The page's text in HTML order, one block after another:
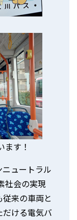
す！
ュートラル
社会の実現
来の車両と
ける電気バ